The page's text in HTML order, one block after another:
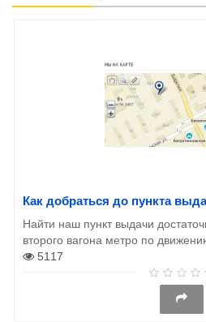
Как добраться до пункта
Найти наш пункт выдачи
второго вагона метро по
5117